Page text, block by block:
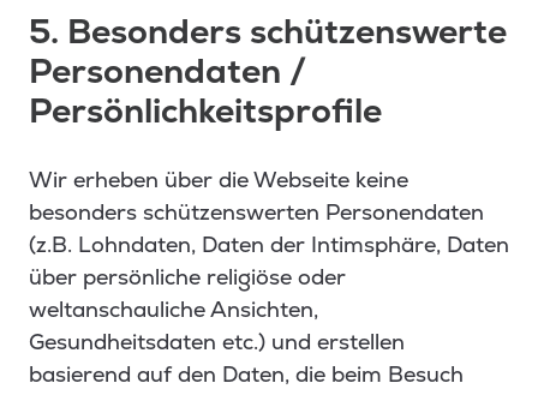
5. Besonders schützenswerte
Personendaten /
Persönlichkeitsprofile
Wir erheben über die Webseite keine
besonders schützenswerten Personendaten
(z.B. Lohndaten, Daten der Intimsphäre, Daten
über persönliche religiöse oder
weltanschauliche Ansichten,
Gesundheitsdaten etc.) und erstellen
basierend auf den Daten, die beim Besuch